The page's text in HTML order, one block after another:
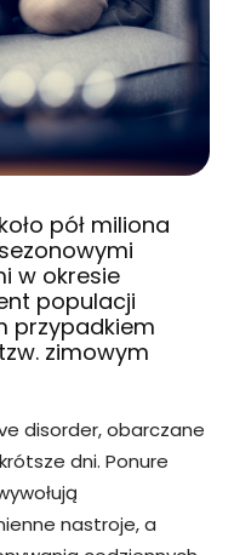
pół miliona
w okresie
populacji
przypadkiem
zimowym
disorder, obarczane
dni. Ponure
nastroje, a